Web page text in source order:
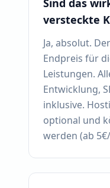
Sind das
versteckte
Ja, absolut.
Endpreis für
Leistungen.
Entwicklung,
inklusive.
optional und
werden (ab